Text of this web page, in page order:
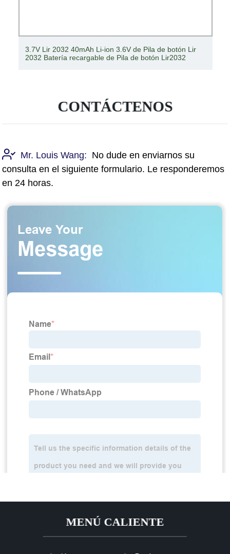
3.7V Lir 2032 40mAh Li-ion 3.6V de Pila de botón Lir
2032 Batería recargable de Pila de botón Lir2032
CONTÁCTENOS
Mr. Louis Wang: No dude en enviarnos su
consulta en el siguiente formulario. Le responderemos
en 24 horas.
MENÚ CALIENTE